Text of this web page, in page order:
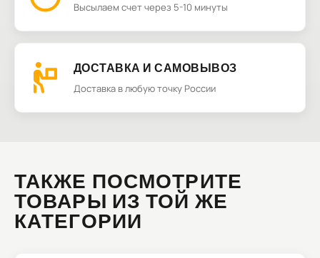
Высылаем счет через 5-10 минуты
ДОСТАВКА И САМОВЫВОЗ
Доставка в любую точку России
ТАКЖЕ ПОСМОТРИТЕ
ТОВАРЫ ИЗ ТОЙ ЖЕ
КАТЕГОРИИ